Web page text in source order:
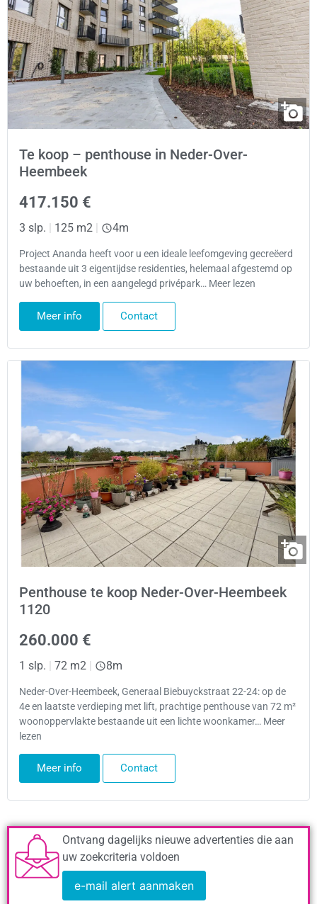
Te koop – penthouse in Neder-Over-
Heembeek
417.150 €
3 slp. | 125 m2 | 4m
Project Ananda heeft voor u een ideale leefomgeving gecreëerd
bestaande uit 3 eigentijdse residenties, helemaal afgestemd op
uw behoeften, in een aangelegd privépark… Meer lezen
Meer info Contact
Penthouse te koop Neder-Over-Heembeek
1120
260.000 €
1 slp. | 72 m2 | 8m
Neder-Over-Heembeek, Generaal Biebuyckstraat 22-24: op de
4e en laatste verdieping met lift, prachtige penthouse van 72 m²
woonoppervlakte bestaande uit een lichte woonkamer… Meer
lezen
Meer info Contact
Ontvang dagelijks nieuwe advertenties die aan
uw zoekcriteria voldoen
e-mail alert aanmaken